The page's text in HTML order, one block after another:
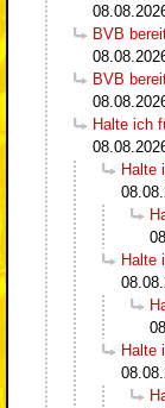
BVB
BVB
Halte ich
Halte
Halte
Halte